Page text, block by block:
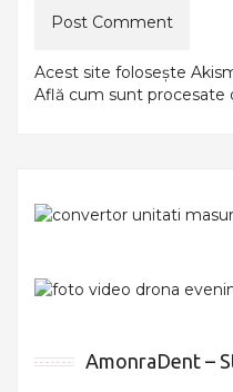
Acest site folosește
Află cum sunt procesate
AmonraDent –